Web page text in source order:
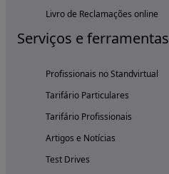
Livro de Reclamações online
Serviços e ferramentas
Profissionais no Standvirtual
Tarifário Particulares
Tarifário Profissionais
Artigos e Notícias
Test Drives